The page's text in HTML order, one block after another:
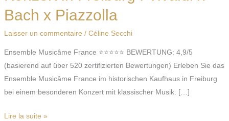
Bach x Piazzolla
Laisser un commentaire / Céline Secchi
Ensemble Musicâme France ⭐⭐⭐⭐⭐ BEWERTUNG: 4,9/5
(basierend auf über 520 zertifizierten Bewertungen) Erleben Sie das
Ensemble Musicâme France im historischen Kaufhaus in Freiburg
bei einem besonderen Konzert mit klassischer Musik. […]
Lire la suite »